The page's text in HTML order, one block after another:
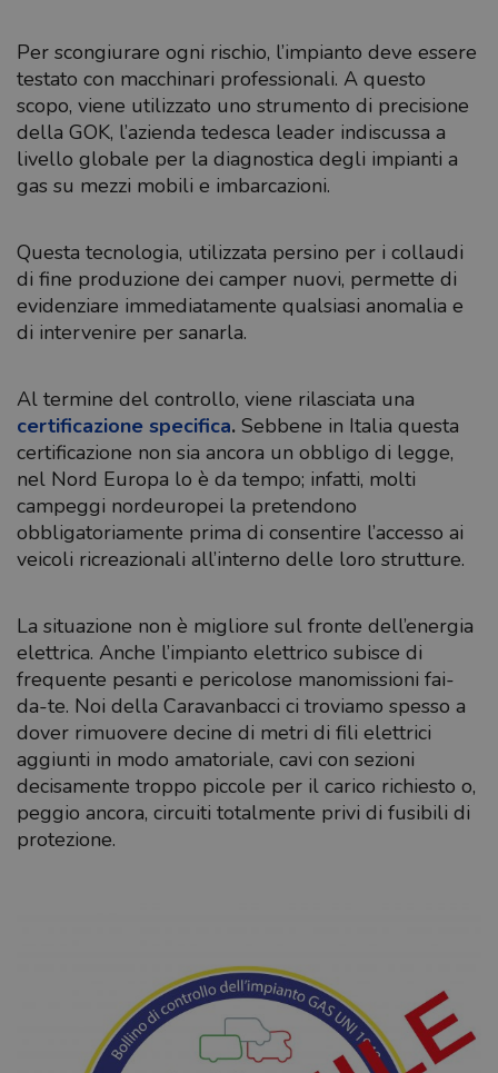
Per scongiurare ogni rischio, l’impianto deve essere
testato con macchinari professionali. A questo
scopo, viene utilizzato uno strumento di precisione
della GOK, l’azienda tedesca leader indiscussa a
livello globale per la diagnostica degli impianti a
gas su mezzi mobili e imbarcazioni.
Questa tecnologia, utilizzata persino per i collaudi
di fine produzione dei camper nuovi, permette di
evidenziare immediatamente qualsiasi anomalia e
di intervenire per sanarla.
Al termine del controllo, viene rilasciata una
certificazione specifica. Sebbene in Italia questa
certificazione non sia ancora un obbligo di legge,
nel Nord Europa lo è da tempo; infatti, molti
campeggi nordeuropei la pretendono
obbligatoriamente prima di consentire l’accesso ai
veicoli ricreazionali all’interno delle loro strutture.
La situazione non è migliore sul fronte dell’energia
elettrica. Anche l’impianto elettrico subisce di
frequente pesanti e pericolose manomissioni fai-
da-te. Noi della Caravanbacci ci troviamo spesso a
dover rimuovere decine di metri di fili elettrici
aggiunti in modo amatoriale, cavi con sezioni
decisamente troppo piccole per il carico richiesto o,
peggio ancora, circuiti totalmente privi di fusibili di
protezione.